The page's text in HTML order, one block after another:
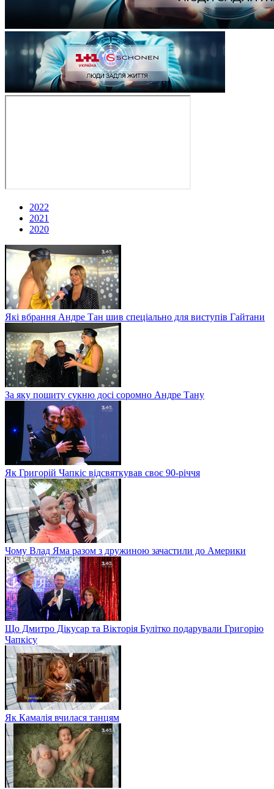
2022
2021
2020
Які вбрання Андре Тан шив спеціально для виступів Гайтани
За яку пошиту сукню досі соромно Андре Тану
Як Григорій Чапкіс відсвяткував своє 90-річчя
Чому Влад Яма разом з дружиною зачастили до Америки
Що Дмитро Дікусар та Вікторія Булітко подарували Григорію
Чапкісу
Як Камалія вчилася танцям